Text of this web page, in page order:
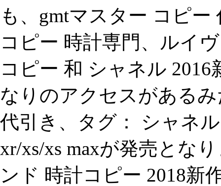
も、gmtマスター コピ
コピー 時計専門、ルイ
コピー 和 シャネル
なりのアクセスがある
代引き、タグ： シャネ
xr/xs/xs maxが発売とな
ンド 時計コピー 2018新